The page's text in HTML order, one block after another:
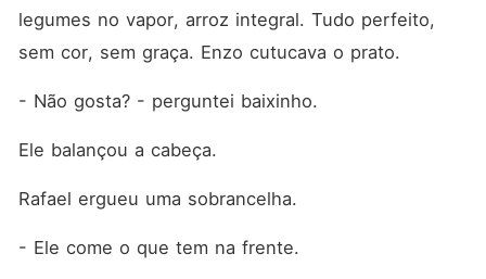
legumes no vapor, arroz integral. Tudo perfeito,
sem cor, sem graça. Enzo cutucava o prato.
- Não gosta? - perguntei baixinho.
Ele balançou a cabeça.
Rafael ergueu uma sobrancelha.
- Ele come o que tem na frente.